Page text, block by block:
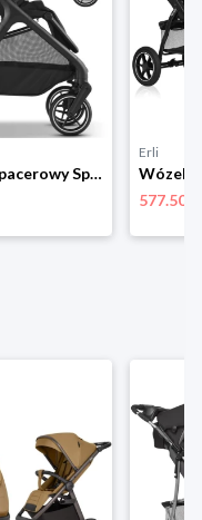
Wózek spacerowy Spacerówka SIROCCO przód tył DUŻE KOŁA Amortyzacja do 22kg
Erli
577.50 zł